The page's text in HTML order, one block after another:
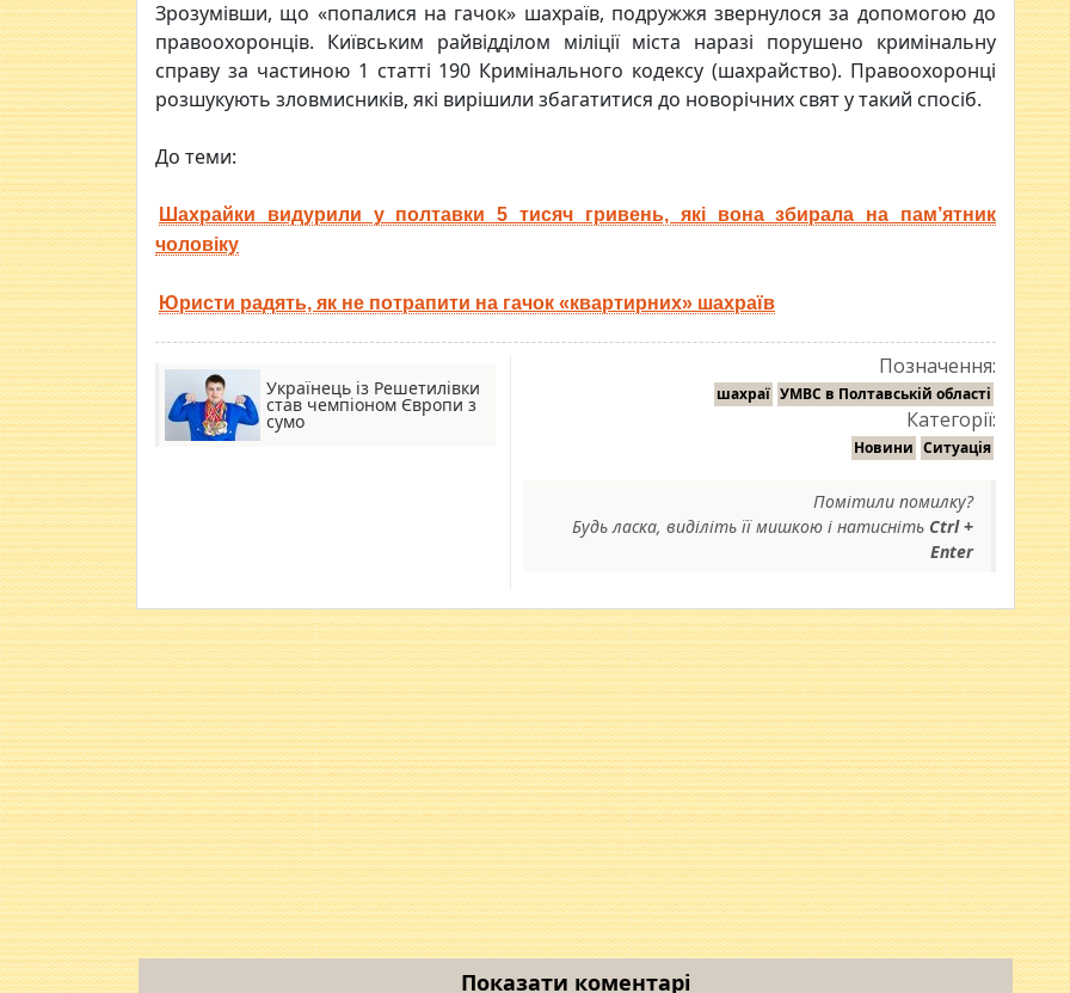
Зрозумівши, що «попалися на гачок» шахраїв, подружжя звернулося за допомогою до
правоохоронців. Київським райвідділом міліції міста наразі порушено кримінальну
справу за частиною 1 статті 190 Кримінального кодексу (шахрайство). Правоохоронці
розшукують зловмисників, які вирішили збагатитися до новорічних свят у такий спосіб.
До теми:
Шахрайки видурили у полтавки 5 тисяч гривень, які вона збирала на пам’ятник
чоловіку
Юристи радять, як не потрапити на гачок «квартирних» шахраїв
Українець із Решетилівки
став чемпіоном Європи з
сумо
Позначення:
шахраї УМВС в Полтавській області
Категорії:
Новини Ситуація
Помітили помилку?
Будь ласка, виділіть її мишкою і натисніть Ctrl +
Enter
Показати коментарі